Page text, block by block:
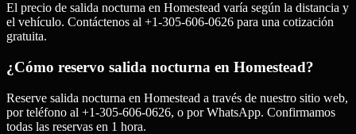
El precio de salida nocturna en Homestead varía según la distancia y
el vehículo. Contáctenos al +1-305-606-0626 para una cotización
gratuita.
¿Cómo reservo salida nocturna en Homestead?
Reserve salida nocturna en Homestead a través de nuestro sitio web,
por teléfono al +1-305-606-0626, o por WhatsApp. Confirmamos
todas las reservas en 1 hora.